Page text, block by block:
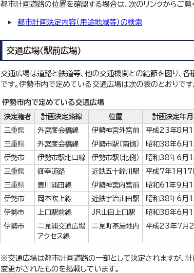
都市計画道路の位置を確認する場合は、次のリンクからご覧
都市計画決定内容（用途地域等）の検索
交通広場（駅前広場）
交通広場は道路と鉄道等、他の交通機関との結節を図り、
です。伊勢市内で定めている交通広場は次の表のとおりです
伊勢市内で定めている交通広場
決定権者
計画決定路線 位置
計画決定年月
三重県
外宮度会橋線 伊勢神宮外宮前
平成23年8月
三重県
外宮度会橋線 伊勢市駅（南側）
昭和38年6月
伊勢市
伊勢市駅北口線 伊勢市駅（北側）
昭和38年6月
三重県
御幸道路 近鉄五十鈴川駅
平成7年1月17
三重県
豊川浦田線 伊勢神宮内宮前
昭和61年9月
伊勢市
岡本吹上線 近鉄宇治山田駅
昭和38年6月
伊勢市
上口駅前線 JR山田上口駅
昭和38年6月
伊勢市
二見浦交通広場
アクセス線
二見町茶屋地内 平成23年7月
※交通広場は都市計画道路の一部として決定されますが、
変更がされたものを掲載しています。